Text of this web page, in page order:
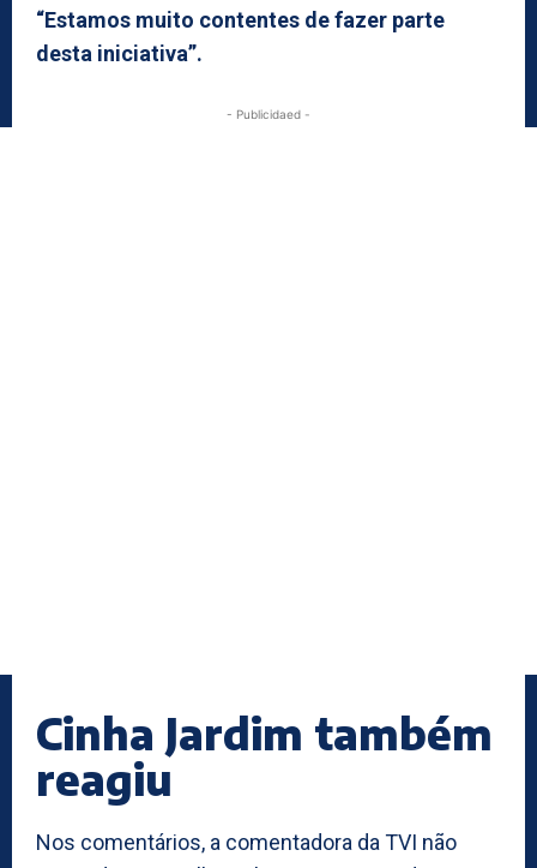
“Estamos muito contentes de fazer parte
desta iniciativa”.
- Publicidaed -
Cinha Jardim também
reagiu
Nos comentários, a comentadora da TVI não